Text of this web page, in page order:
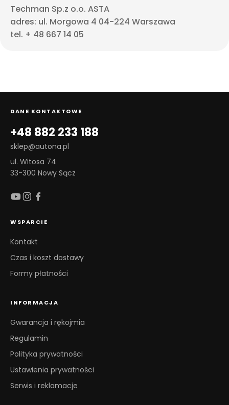
Techman Sp.z o.o. ASTA
adres: ul. Morgowa 4 04-224 Warszawa
tel. + 48 667 14 05
DANE KONTAKTOWE
+48 882 233 188
sklep@autona.pl
ul. Witosa 74
33-300 Nowy Sącz
WSPARCIE
Kontakt
Czas i koszt dostawy
Formy płatności
INFORMACJA
Gwarancja i rękojmia
Regulamin
Polityka prywatności
Ustawienia prywatności
Serwis i reklamacje